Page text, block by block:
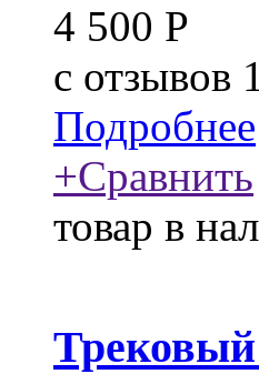
4 500 Р
c отзывов 1
Подробнее
+Сравнить
товар в